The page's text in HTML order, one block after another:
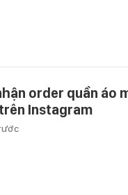
order quần áo
Instagram